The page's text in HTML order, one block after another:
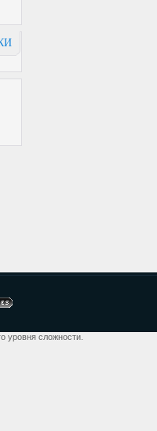
уровня сложности.